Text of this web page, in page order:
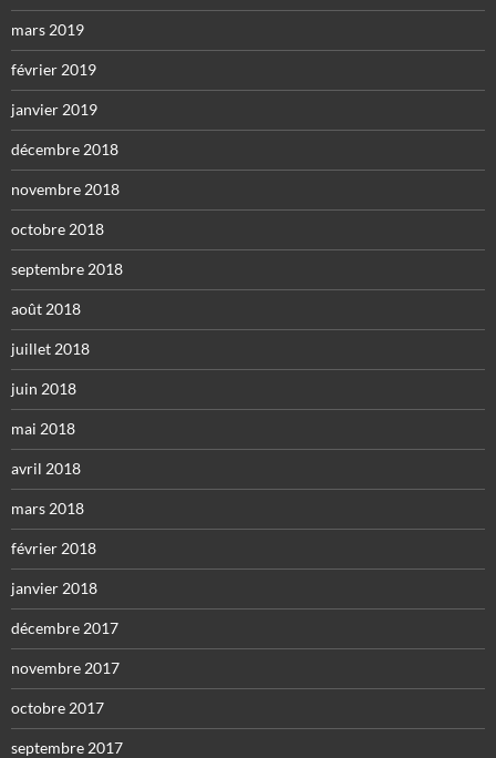
mars 2019
février 2019
janvier 2019
décembre 2018
novembre 2018
octobre 2018
septembre 2018
août 2018
juillet 2018
juin 2018
mai 2018
avril 2018
mars 2018
février 2018
janvier 2018
décembre 2017
novembre 2017
octobre 2017
septembre 2017